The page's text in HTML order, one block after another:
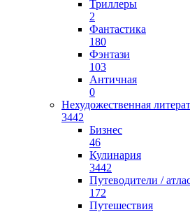
Триллеры
2
Фантастика
180
Фэнтази
103
Античная
0
Нехудожественная
3442
Бизнес
46
Кулинария
3442
Путеводители /
172
Путешествия